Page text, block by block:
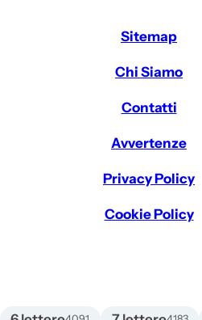
Sitemap
Chi Siamo
Contatti
Avvertenze
Privacy Policy
Cookie Policy